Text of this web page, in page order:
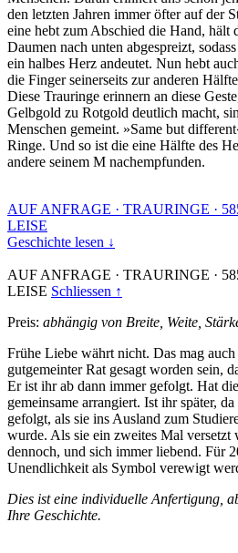
den letzten Jahren immer öfter auf der
eine hebt zum Abschied die Hand, hält
Daumen nach unten abgespreizt,
ein halbes Herz andeutet. Nun hebt
die Finger seinerseits zur anderen
Diese Trauringe erinnern an diese
Gelbgold zu Rotgold deutlich macht,
Menschen gemeint. »Same but
Ringe. Und so ist die eine Hälfte des
andere seinem M nachempfunden.
AUF ANFRAGE · TRAURINGE ·
LEISE
Geschichte lesen ↓
AUF ANFRAGE · TRAURINGE ·
LEISE Schliessen ↑
Preis: abhängig von Breite, Weite,
Frühe Liebe währt nicht. Das mag
gutgemeinter Rat gesagt worden sein,
Er ist ihr ab dann immer gefolgt. Hat
gemeinsame arrangiert. Ist ihr später,
gefolgt, als sie ins Ausland zum
wurde. Als sie ein zweites Mal versetzt
dennoch, und sich immer liebend. Für
Unendlichkeit als Symbol verewigt
Dies ist eine individuelle Anfertigung,
Ihre Geschichte.